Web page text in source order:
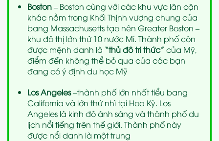
Boston–Boston cùng với các khu vực lân cận
khác nằm trong Khối Thịnh vượng chung của
bang Massachusetts tạo nên Greater Boston –
khu đô thị lớn thứ 10 nước Mĩ. Thành phố còn
được mệnh danh là “thủ đô tri thức” của Mỹ,
điểm đến không thể bỏ qua của các bạn
đang có ý định du học Mỹ
Los Angeles–thành phố lớn nhất tiểu bang
California và lớn thứ nhì tại Hoa Kỳ. Los
Angeles là kinh đô ánh sáng và thành phố du
lịch nổi tiếng trên thế giới. Thành phố này
được nổi danh là một trung